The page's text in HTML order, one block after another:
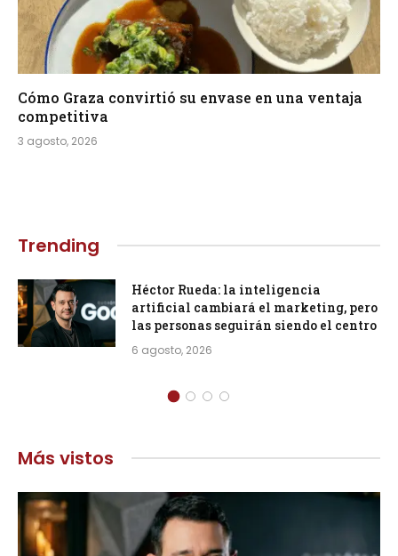
Cómo Graza convirtió su envase en una ventaja
competitiva
3 agosto, 2026
Trending
Héctor Rueda: la inteligencia
artificial cambiará el marketing, pero
las personas seguirán siendo el centro
6 agosto, 2026
Más vistos